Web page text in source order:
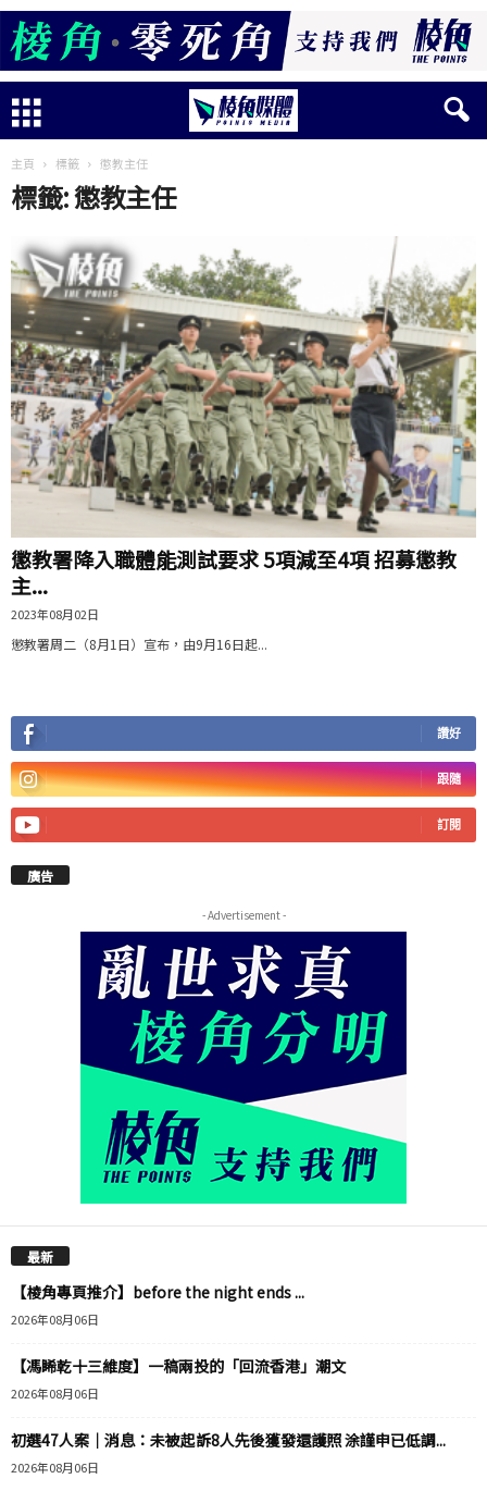
主頁 標籤 懲教主任
標籤: 懲教主任
懲教署降入職體能測試要求 5項減至4項 招募懲教
主...
2023年08月02日
懲教署周二（8月1日）宣布，由9月16日起...
讚好
跟隨
訂閱
廣告
- Advertisement -
最新
【棱角專頁推介】before the night ends ...
2026年08月06日
【馮睎乾十三維度】一稿兩投的「回流香港」潮文
2026年08月06日
初選47人案｜消息：未被起訴8人先後獲發還護照 涂謹申已低調...
2026年08月06日